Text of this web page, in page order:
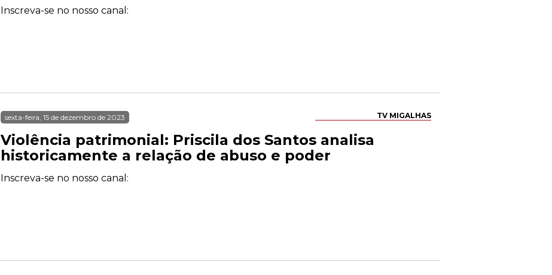
Inscreva-se no nosso canal:
TV MIGALHAS
sexta-feira, 15 de dezembro de 2023
Violência patrimonial: Priscila dos Santos analisa
historicamente a relação de abuso e poder
Inscreva-se no nosso canal: